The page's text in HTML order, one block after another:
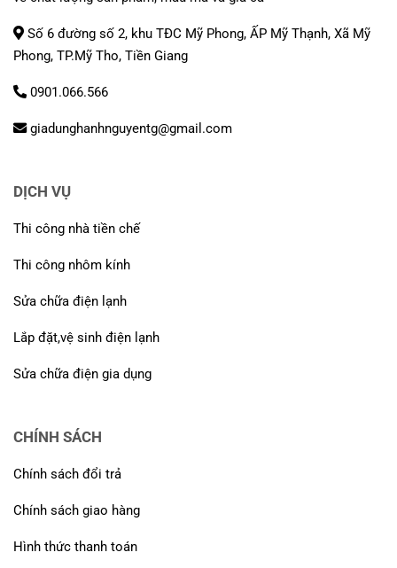
Số 6 đường số 2, khu TĐC Mỹ Phong, ẤP Mỹ Thạnh, Xã Mỹ
Phong, TP.Mỹ Tho, Tiền Giang
0901.066.566
giadunghanhnguyentg@gmail.com
DỊCH VỤ
Thi công nhà tiền chế
Thi công nhôm kính
Sửa chữa điện lạnh
Lắp đặt,vệ sinh điện lạnh
Sửa chữa điện gia dụng
CHÍNH SÁCH
Chính sách đổi trả
Chính sách giao hàng
Hình thức thanh toán